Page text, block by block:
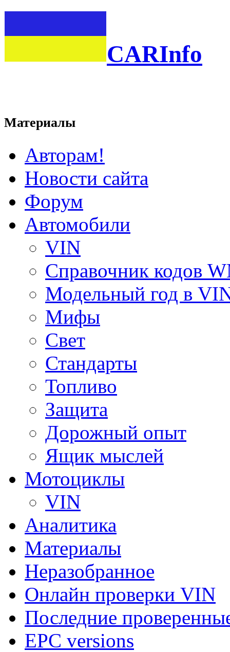
CARInfo
Материалы
Авторам!
Новости сайта
Форум
Автомобили
VIN
Справочник кодов
Модельный год в
Мифы
Свет
Стандарты
Топливо
Защита
Дорожный опыт
Ящик мыслей
Мотоциклы
VIN
Аналитика
Материалы
Неразобранное
Онлайн проверки VIN
Последние
EPC versions